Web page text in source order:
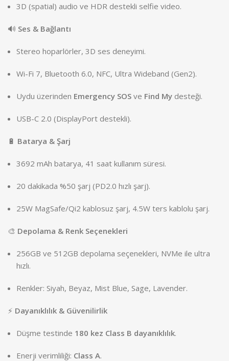
3D (spatial) audio ve HDR destekli selfie video.
🔊 Ses & Bağlantı
Stereo hoparlörler, 3D ses deneyimi.
Wi-Fi 7, Bluetooth 6.0, NFC, Ultra Wideband (Gen2).
Uydu üzerinden Emergency SOS ve Find My desteği.
USB-C 2.0 (DisplayPort destekli).
🔋 Batarya & Şarj
3692 mAh batarya, 41 saat kullanım süresi.
20 dakikada %50 şarj (PD2.0 hızlı şarj).
25W MagSafe/Qi2 kablosuz şarj, 4.5W ters kablolu şarj.
🎨 Depolama & Renk Seçenekleri
256GB ve 512GB depolama seçenekleri, NVMe ile ultra
hızlı.
Renkler: Siyah, Beyaz, Mist Blue, Sage, Lavender.
⚡ Dayanıklılık & Güvenilirlik
Düşme testinde 180 kez Class B dayanıklılık.
Enerji verimliliği: Class A.